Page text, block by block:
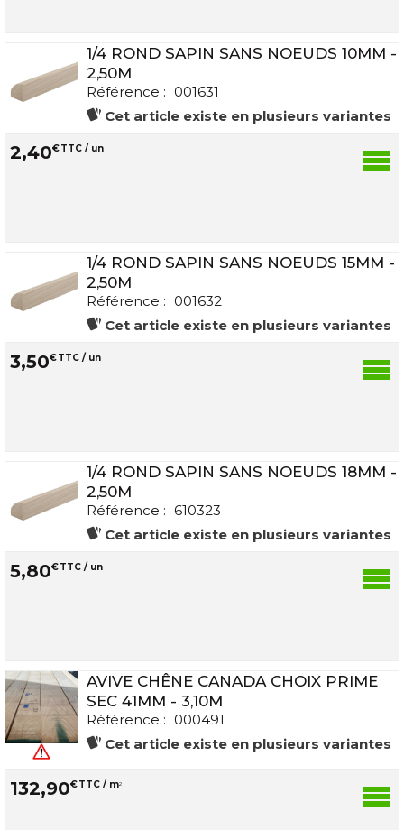
1/4 ROND SAPIN SANS NOEUDS 10MM -
2,50M
Référence : 001631
Cet article existe en plusieurs variantes
2,40€TTC / un
1/4 ROND SAPIN SANS NOEUDS 15MM -
2,50M
Référence : 001632
Cet article existe en plusieurs variantes
3,50€TTC / un
1/4 ROND SAPIN SANS NOEUDS 18MM -
2,50M
Référence : 610323
Cet article existe en plusieurs variantes
5,80€TTC / un
AVIVE CHÊNE CANADA CHOIX PRIME
SEC 41MM - 3,10M
Référence : 000491
Cet article existe en plusieurs variantes
132,90€TTC / m2